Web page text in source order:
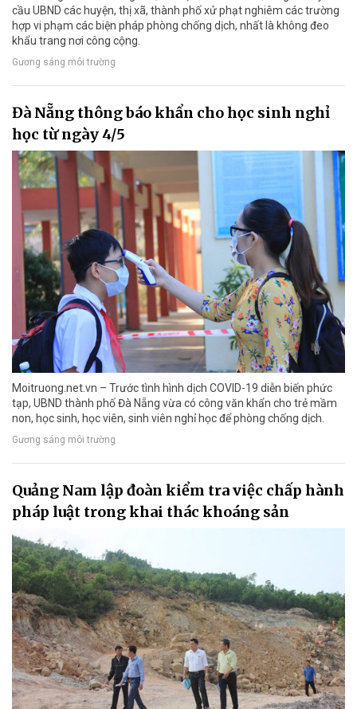
cầu UBND các huyện, thị xã, thành phố xử phạt nghiêm các trường
hợp vi phạm các biện pháp phòng chống dịch, nhất là không đeo
khẩu trang nơi công cộng.
Gương sáng môi trường
Đà Nẵng thông báo khẩn cho học sinh nghỉ
học từ ngày 4/5
Moitruong.net.vn – Trước tình hình dịch COVID-19 diễn biến phức
tạp, UBND thành phố Đà Nẵng vừa có công văn khẩn cho trẻ mầm
non, học sinh, học viên, sinh viên nghỉ học để phòng chống dịch.
Gương sáng môi trường
Quảng Nam lập đoàn kiểm tra việc chấp hành
pháp luật trong khai thác khoáng sản